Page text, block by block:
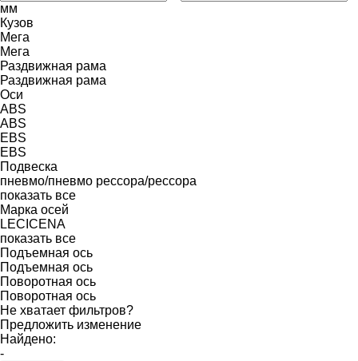
мм
Кузов
Мега
Мега
Раздвижная рама
Раздвижная рама
Оси
ABS
ABS
EBS
EBS
Подвеска
пневмо/пневмо рессора/рессора
показать все
Марка осей
LECICENA
показать все
Подъемная ось
Подъемная ось
Поворотная ось
Поворотная ось
Не хватает фильтров?
Предложить изменение
Найдено:
-